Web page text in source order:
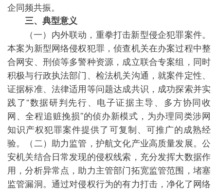
企同频共振。
三、典型意义
（一）内外联动，重拳打击新型侵企犯罪案件。
本案为新型网络侵权犯罪，侦查机关在办案过程中整
合网安、刑侦等多警种资源，成立联合专案组，同时
积极与行政执法部门、检法机关沟通，就案件定性、
证据标准、法律适用等问题达成共识，成功探索并实
践了“数据研判先行、电子证据主导、多方协同收
网、全程追赃挽损”的侦办新模式，为办理同类涉网
知识产权犯罪案件提供了可复制、可推广的成熟经
验。（二）助力监管，护航文化产业高质量发展。公
安机关结合日常发现的侵权线索，充分发挥大数据作
用，分析异常点，助力主管部门拓宽监管范围，堵塞
监管漏洞。通过对侵权行为的有力打击，净化了网络